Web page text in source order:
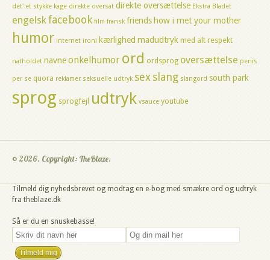
det' et stykke kage direkte oversat direkte oversættelse Ekstra Bladet
engelskfacebook film fransk friends how i met your mother
humor internet ironi kærlighed madudtryk med alt respekt
natholdet navneonkelhumor ord ordsprog oversættelse penis
per se quora reklamer seksuelle udtryk sexslang slangord south park
sprog sprogfejl udtryk vsauce youtube
© 2026. Copyright: TheBlaze.
Tilmeld dig nyhedsbrevet og modtag en e-bog med smækre ord og udtryk
fra theblaze.dk
Så er du en snuskebasse!